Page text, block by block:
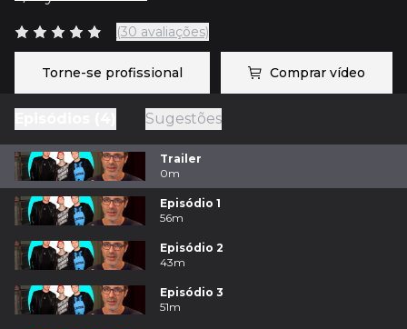
(30 avaliações)
Torne-se profissional Comprar vídeo
Sugestões
Trailer
0m
Episódio 1
56m
Episódio 2
43m
Episódio 3
51m